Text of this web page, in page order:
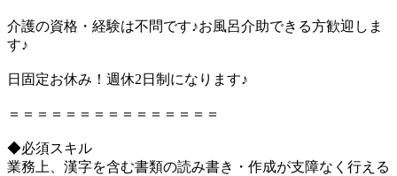
介護の資格・経験は不問です♪お風呂介助できる方歓迎しま
す♪
日固定お休み！週休2日制になります♪
＝＝＝＝＝＝＝＝＝＝＝＝＝＝＝
◆必須スキル
業務上、漢字を含む書類の読み書き・作成が支障なく行える